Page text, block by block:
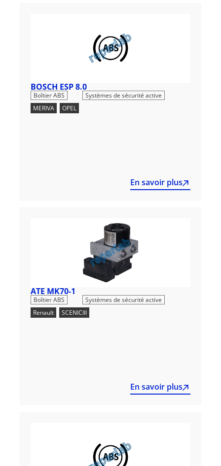
BOSCH ESP 8.0
Boîtier ABS
Systèmes de sécurité active
MERIVA
OPEL
En savoir plus
ATE MK70-1
Boîtier ABS
Systèmes de sécurité active
Renault
SCENICIII
En savoir plus